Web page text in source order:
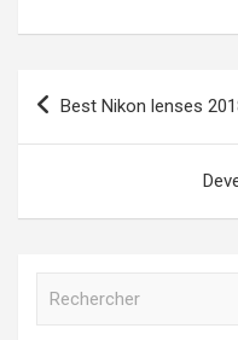
Navigation
Best Nikon lenses